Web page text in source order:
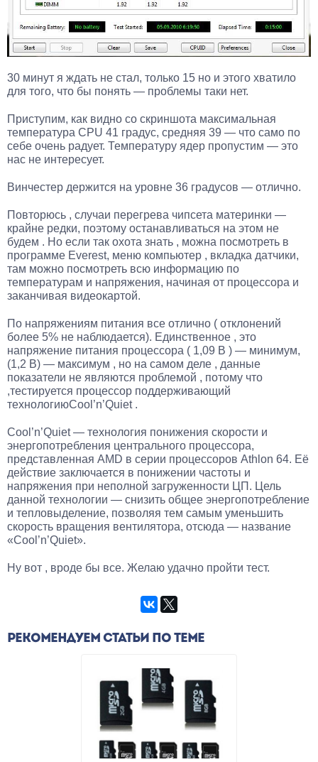
30 минут я ждать не стал, только 15 но и этого хватило
для того, что бы понять — проблемы таки нет.
Приступим, как видно со скриншота максимальная
температура CPU 41 градус, средняя 39 — что само по
себе очень радует. Температуру ядер пропустим — это
нас не интересует.
Винчестер держится на уровне 36 градусов — отлично.
Повторюсь , случаи перегрева чипсета материнки —
крайне редки, поэтому останавливаться на этом не
будем . Но если так охота знать , можна посмотреть в
программе Everest, меню компьютер , вкладка датчики,
там можно посмотреть всю информацию по
температурам и напряжения, начиная от процессора и
заканчивая видеокартой.
По напряжениям питания все отлично ( отклонений
более 5% не наблюдается). Единственное , это
напряжение питания процессора ( 1,09 В ) — минимум,
(1,2 В) — максимум , но на самом деле , данные
показатели не являются проблемой , потому что
,тестируется процессор поддерживающий
технологиюCool’n’Quiet .
Cool’n’Quiet — технология понижения скорости и
энергопотребления центрального процессора,
представленная AMD в серии процессоров Athlon 64. Её
действие заключается в понижении частоты и
напряжения при неполной загруженности ЦП. Цель
данной технологии — снизить общее энергопотребление
и тепловыделение, позволяя тем самым уменьшить
скорость вращения вентилятора, отсюда — название
«Cool’n’Quiet».
Ну вот , вроде бы все. Желаю удачно пройти тест.
РЕКОМЕНДУЕМ СТАТЬИ ПО ТЕМЕ